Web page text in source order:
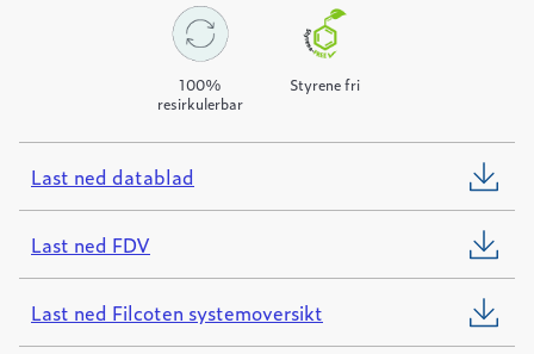
100%
resirkulerbar
Styrene fri
Last ned datablad
Last ned FDV
Last ned Filcoten systemoversikt